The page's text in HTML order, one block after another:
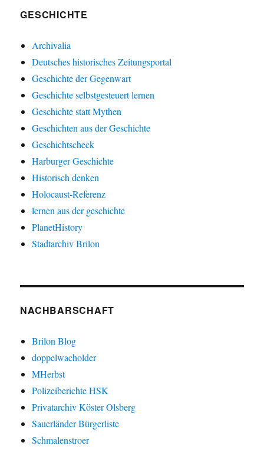
GESCHICHTE
Archivalia
Deutsches historisches Zeitungsportal
Geschichte der Gegenwart
Geschichte selbstgesteuert lernen
Geschichte statt Mythen
Geschichten aus der Geschichte
Geschichtscheck
Harburger Geschichte
Historisch denken
Holocaust-Referenz
lernen aus der geschichte
PlanetHistory
Stadtarchiv Brilon
NACHBARSCHAFT
Brilon Blog
doppelwacholder
MHerbst
Polizeiberichte HSK
Privatarchiv Köster Olsberg
Sauerländer Bürgerliste
Schmalenstroer